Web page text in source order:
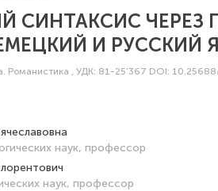
СИНТАКСИС ЧЕРЕЗ
И РУССКИЙ
Романистика , УДК: 81-25’367 DOI:
наук, профессор
наук, профессор